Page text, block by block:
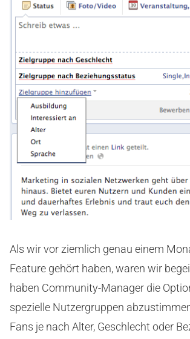
Als wir vor ziemlich genau einem
Feature gehört haben, waren wir
haben Community-Manager die
spezielle Nutzergruppen
Fans je nach Alter, Geschlecht oder